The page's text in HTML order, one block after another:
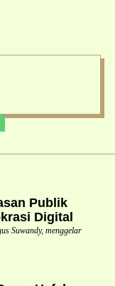
Publik
Digital
Suwandy, menggelar